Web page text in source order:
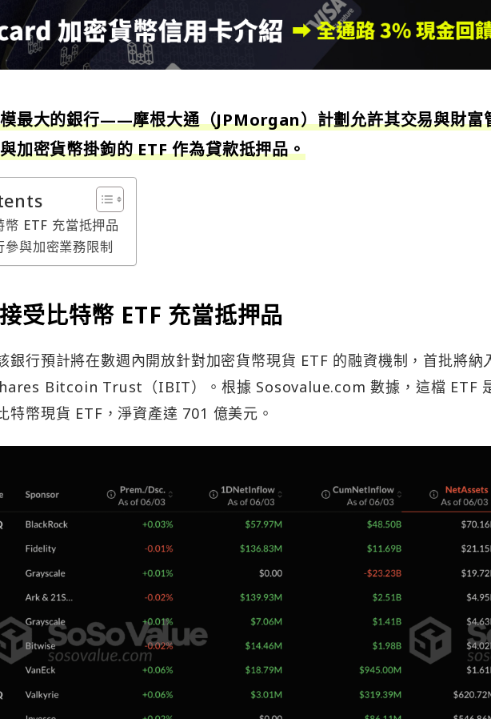
最大的銀行——摩根大通（JPMorgan）計劃允許其交易與財富
加密貨幣掛鉤的 ETF 作為貸款抵押品。
幣 ETF 充當抵押品
參與加密業務限制
受比特幣 ETF 充當抵押品
銀行預計將在數週內開放針對加密貨幣現貨 ETF 的融資機制，首批將納
Bitcoin Trust（IBIT）。根據 Sosovalue.com 數據，這檔 ETF
特幣現貨 ETF，淨資產達 701 億美元。